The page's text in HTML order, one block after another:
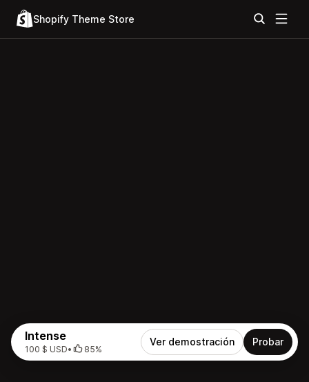
Shopify Theme Store
Intense
100 $ USD• 85%
Ver demostración Probar